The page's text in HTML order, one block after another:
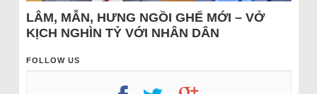
LÂM, MẪN, HƯNG NGỒI GHẾ MỚI – VỞ
KỊCH NGHÌN TỶ VỚI NHÂN DÂN
FOLLOW US